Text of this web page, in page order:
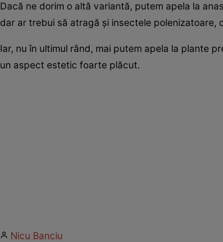
Dacă ne dorim o altă variantă, putem apela la
dar ar trebui să atragă și insectele polenizatoare,
Iar, nu în ultimul rând, mai putem apela la plante
un aspect estetic foarte plăcut.
Nicu Banciu